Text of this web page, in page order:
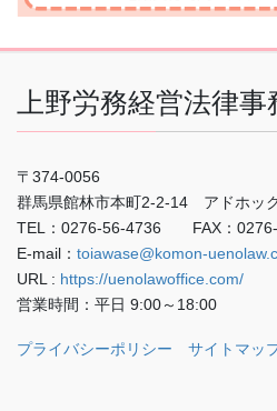
上野労務経営法律事
〒374-0056
群馬県館林市本町2-2-14 アドホッ
TEL：0276-56-4736 FAX：
E-mail： toiawase@komon-
URL : https://uenolawoffice.com/
営業時間：平日 9:00～18:00
プライバシーポリシー サイトマッ